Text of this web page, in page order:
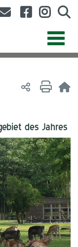
des Jahres